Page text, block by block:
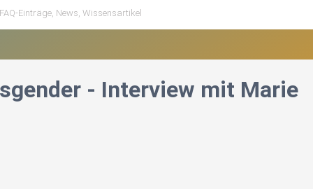
- Interview mit Marie